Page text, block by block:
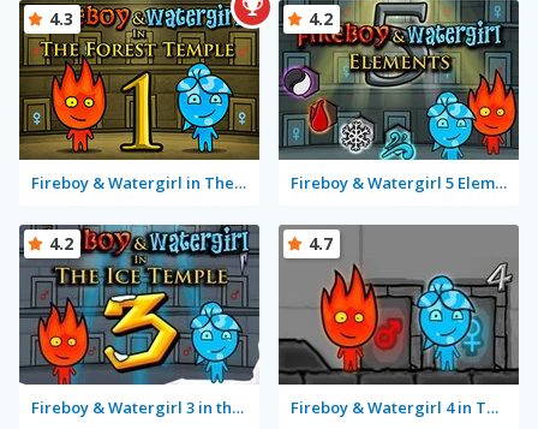
Fireboy & Watergirl in The Forest Temple
4.3
Fireboy & Watergirl 5 Elements
4.2
Fireboy & Watergirl 3 in the Ice Temple
4.2
Fireboy & Watergirl 4 in The Crystal Temple
4.7